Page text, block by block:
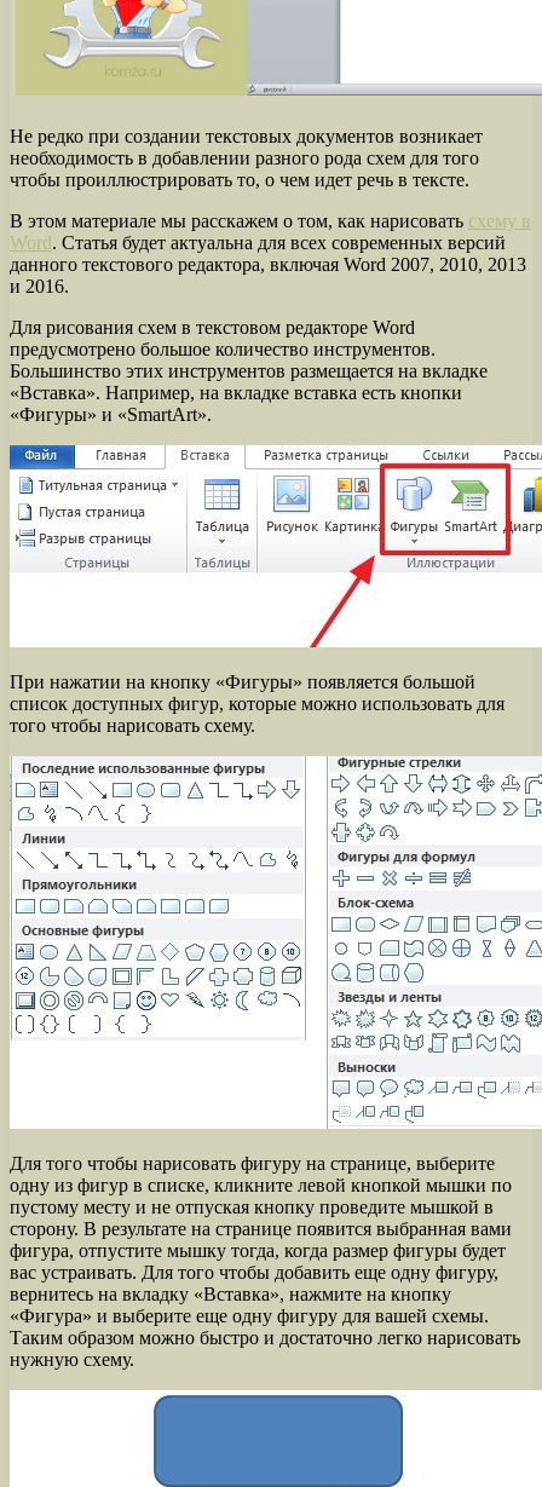
Не редко при создании текстовых документов возникает
необходимость в добавлении разного рода схем для того
чтобы проиллюстрировать то, о чем идет речь в тексте.
В этом материале мы расскажем о том, как нарисовать схему в
Word. Статья будет актуальна для всех современных версий
данного текстового редактора, включая Word 2007, 2010, 2013
и 2016.
Для рисования схем в текстовом редакторе Word
предусмотрено большое количество инструментов.
Большинство этих инструментов размещается на вкладке
«Вставка». Например, на вкладке вставка есть кнопки
«Фигуры» и «SmartArt».
При нажатии на кнопку «Фигуры» появляется большой
список доступных фигур, которые можно использовать для
того чтобы нарисовать схему.
Для того чтобы нарисовать фигуру на странице, выберите
одну из фигур в списке, кликните левой кнопкой мышки по
пустому месту и не отпуская кнопку проведите мышкой в
сторону. В результате на странице появится выбранная вами
фигура, отпустите мышку тогда, когда размер фигуры будет
вас устраивать. Для того чтобы добавить еще одну фигуру,
вернитесь на вкладку «Вставка», нажмите на кнопку
«Фигура» и выберите еще одну фигуру для вашей схемы.
Таким образом можно быстро и достаточно легко нарисовать
нужную схему.